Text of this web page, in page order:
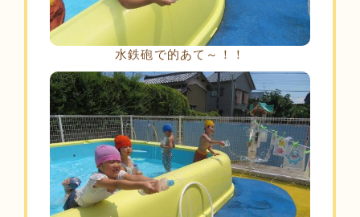
水鉄砲で的あて～！！